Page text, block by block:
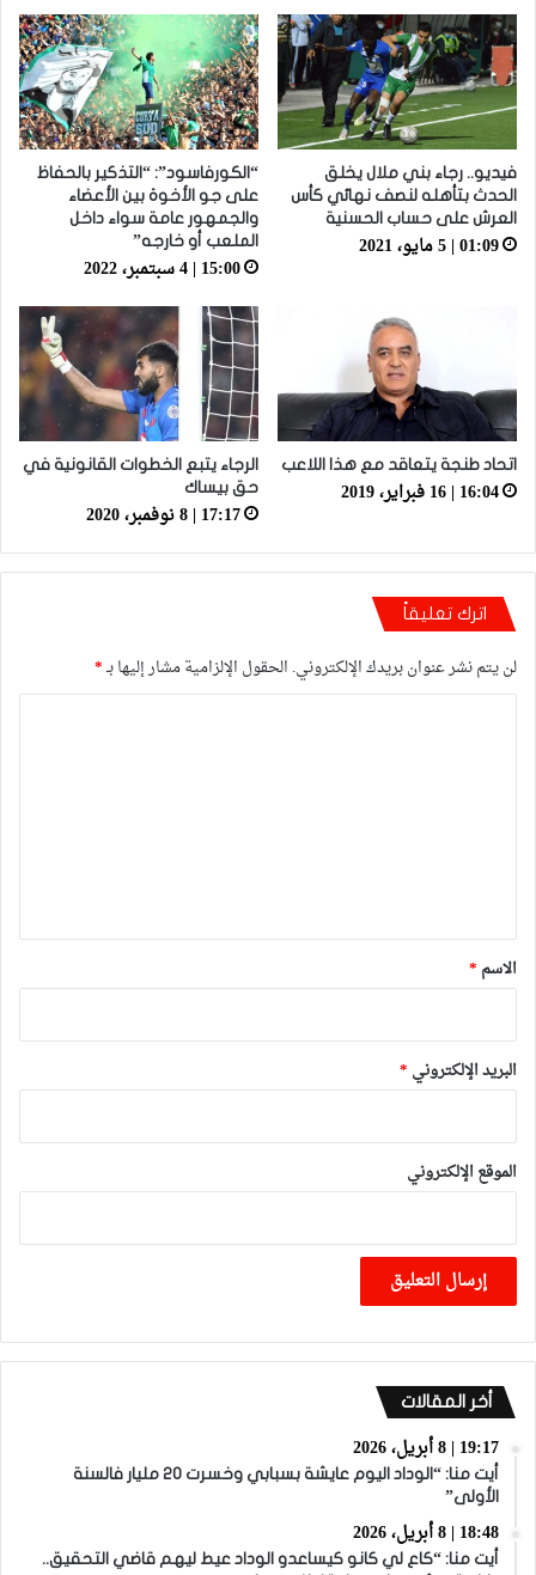
يعاون”
فيديو.. رجاء بني ملال يخلق
الحدث بتأهله لنصف نهائي كأس
العرش على حساب الحسنية
01:09 | 5 مايو، 2021
“الكورفاسود”: “التذكير بالحفاظ
على جو الأخوة بين الأعضاء
والجمهور عامة سواء داخل
الملعب أو خارجه”
15:00 | 4 سبتمبر، 2022
اتحاد طنجة يتعاقد مع هذا اللاعب
16:04 | 16 فبراير، 2019
الرجاء يتبع الخطوات القانونية في
حق بيساك
17:17 | 8 نوفمبر، 2020
اترك تعليقاً
لن يتم نشر عنوان بريدك الإلكتروني. الحقول الإلزامية مشار إليها بـ*
*
الاسم *
البريد الإلكتروني *
الموقع الإلكتروني
أخر المقالات
19:17 | 8 أبريل، 2026
أيت منا: “الوداد اليوم عايشة بسبابي وخسرت 20 مليار فالسنة
الأولى”
18:48 | 8 أبريل، 2026
أيت منا: “كاع لي كانو كيساعدو الوداد عيط ليهم قاضي التحقيق..